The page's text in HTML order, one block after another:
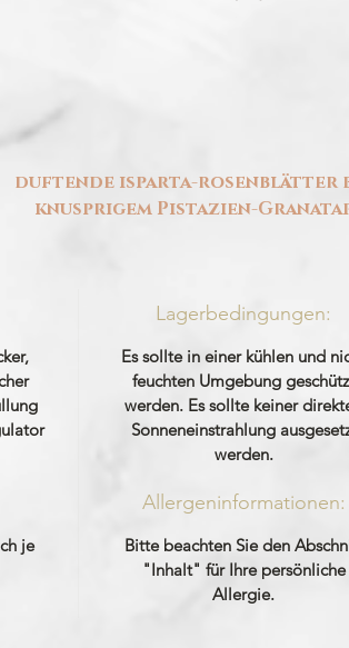
duftende isparta-rosenblätter
knusprigem Pistazien-
Lagerbedingungen:
Es sollte in einer kühlen und
feuchten Umgebung
werden. Es sollte keiner
Sonneneinstrahlung
werden.
je
Allergeninformationen:
Bitte beachten Sie den
"Inhalt" für Ihre persönliche
Allergie.